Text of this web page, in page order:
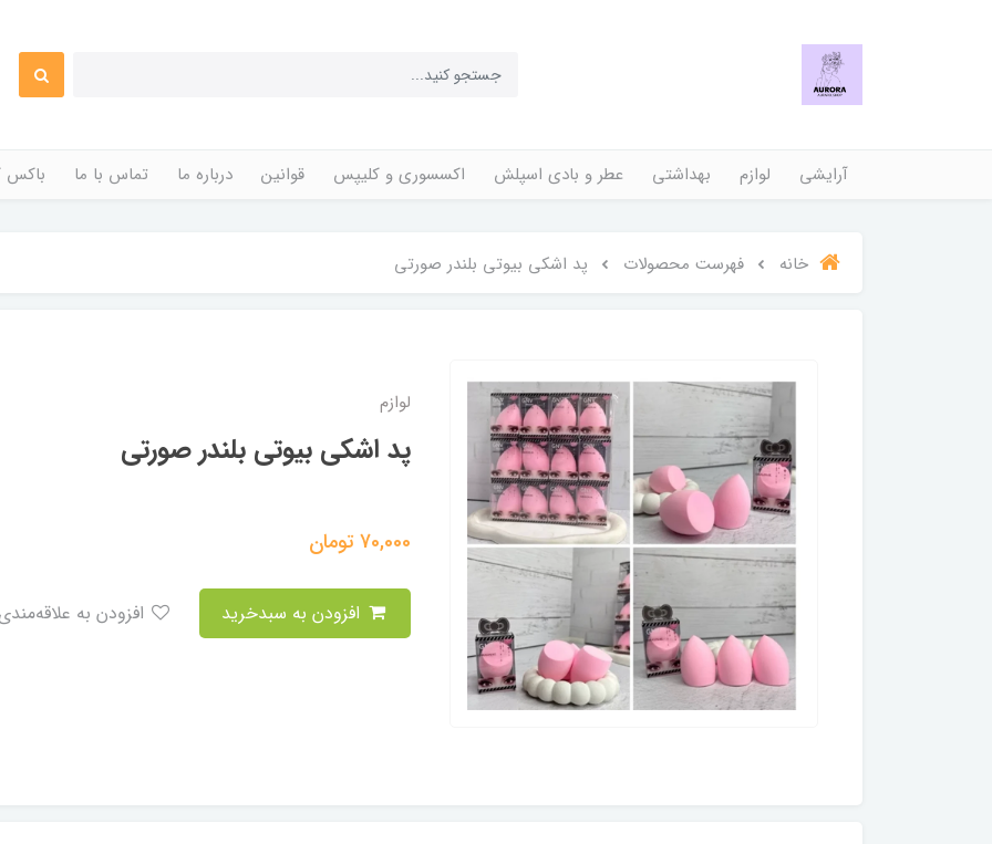
آرایشی لوازم بهداشتی عطر و بادی اسپلش اکسسوری و کلیپس قوانین درباره ما تماس با ما باکس
خانه فهرست محصولات پد اشکی بیوتی بلندر صورتی
لوازم
پد اشکی بیوتی بلندر صورتی
70,000تومان